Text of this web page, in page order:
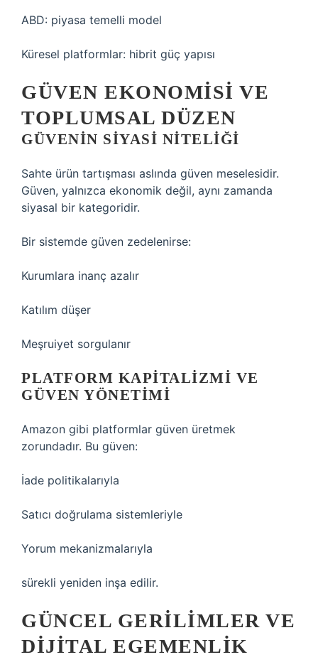
ABD: piyasa temelli model
Küresel platformlar: hibrit güç yapısı
GÜVEN EKONOMISI VE
TOPLUMSAL DÜZEN
GÜVENIN SIYASI NITELIĞI
Sahte ürün tartışması aslında güven meselesidir.
Güven, yalnızca ekonomik değil, aynı zamanda
siyasal bir kategoridir.
Bir sistemde güven zedelenirse:
Kurumlara inanç azalır
Katılım düşer
Meşruiyet sorgulanır
PLATFORM KAPITALIZMI VE
GÜVEN YÖNETIMI
Amazon gibi platformlar güven üretmek
zorundadır. Bu güven:
İade politikalarıyla
Satıcı doğrulama sistemleriyle
Yorum mekanizmalarıyla
sürekli yeniden inşa edilir.
GÜNCEL GERILIMLER VE
DIJITAL EGEMENLIK